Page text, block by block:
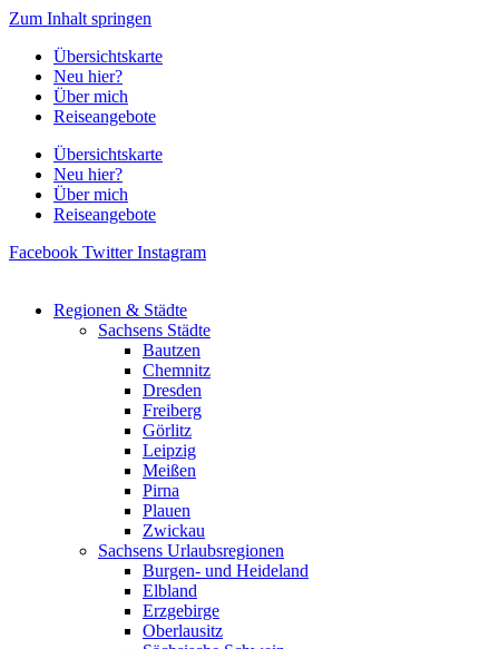
Zum Inhalt springen
Übersichtskarte
Neu hier?
Über mich
Reiseangebote
Übersichtskarte
Neu hier?
Über mich
Reiseangebote
Facebook Twitter Instagram
Regionen & Städte
Sachsens Städte
Bautzen
Chemnitz
Dresden
Freiberg
Görlitz
Leipzig
Meißen
Pirna
Plauen
Zwickau
Sachsens Urlaubsregionen
Burgen- und Heideland
Elbland
Erzgebirge
Oberlausitz